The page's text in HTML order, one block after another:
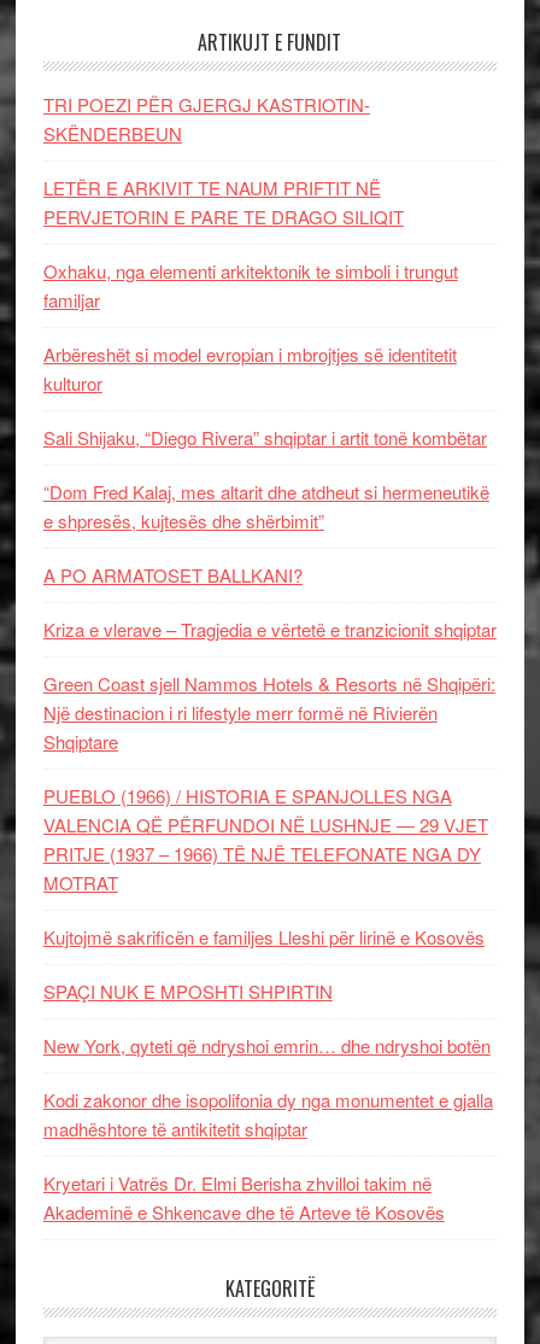
ARTIKUJT E FUNDIT
TRI POEZI PËR GJERGJ KASTRIOTIN-
SKËNDERBEUN
LETËR E ARKIVIT TE NAUM PRIFTIT NË
PERVJETORIN E PARE TE DRAGO SILIQIT
Oxhaku, nga elementi arkitektonik te simboli i trungut
familjar
Arbëreshët si model evropian i mbrojtjes së identitetit
kulturor
Sali Shijaku, “Diego Rivera” shqiptar i artit tonë kombëtar
“Dom Fred Kalaj, mes altarit dhe atdheut si hermeneutikë
e shpresës, kujtesës dhe shërbimit”
A PO ARMATOSET BALLKANI?
Kriza e vlerave – Tragjedia e vërtetë e tranzicionit shqiptar
Green Coast sjell Nammos Hotels & Resorts në Shqipëri:
Një destinacion i ri lifestyle merr formë në Rivierën
Shqiptare
PUEBLO (1966) / HISTORIA E SPANJOLLES NGA
VALENCIA QË PËRFUNDOI NË LUSHNJE — 29 VJET
PRITJE (1937 – 1966) TË NJË TELEFONATE NGA DY
MOTRAT
Kujtojmë sakrificën e familjes Lleshi për lirinë e Kosovës
SPAÇI NUK E MPOSHTI SHPIRTIN
New York, qyteti që ndryshoi emrin… dhe ndryshoi botën
Kodi zakonor dhe isopolifonia dy nga monumentet e gjalla
madhështore të antikitetit shqiptar
Kryetari i Vatrës Dr. Elmi Berisha zhvilloi takim në
Akademinë e Shkencave dhe të Arteve të Kosovës
KATEGORITË